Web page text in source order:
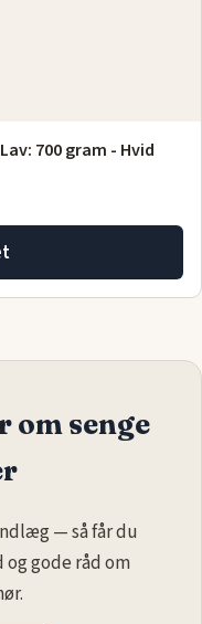
700 gram - Hvid
om senge
— så får du
gode råd om